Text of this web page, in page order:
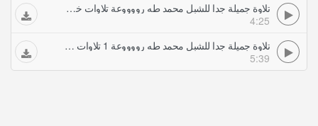
تلاوة جميلة جدا للشبل محمد طه رووووعة تلاوات خاشعة
4:25
تلاوة جميلة جدا للشبل محمد طه رووووعة 1 تلاوات خاشعة
5:39